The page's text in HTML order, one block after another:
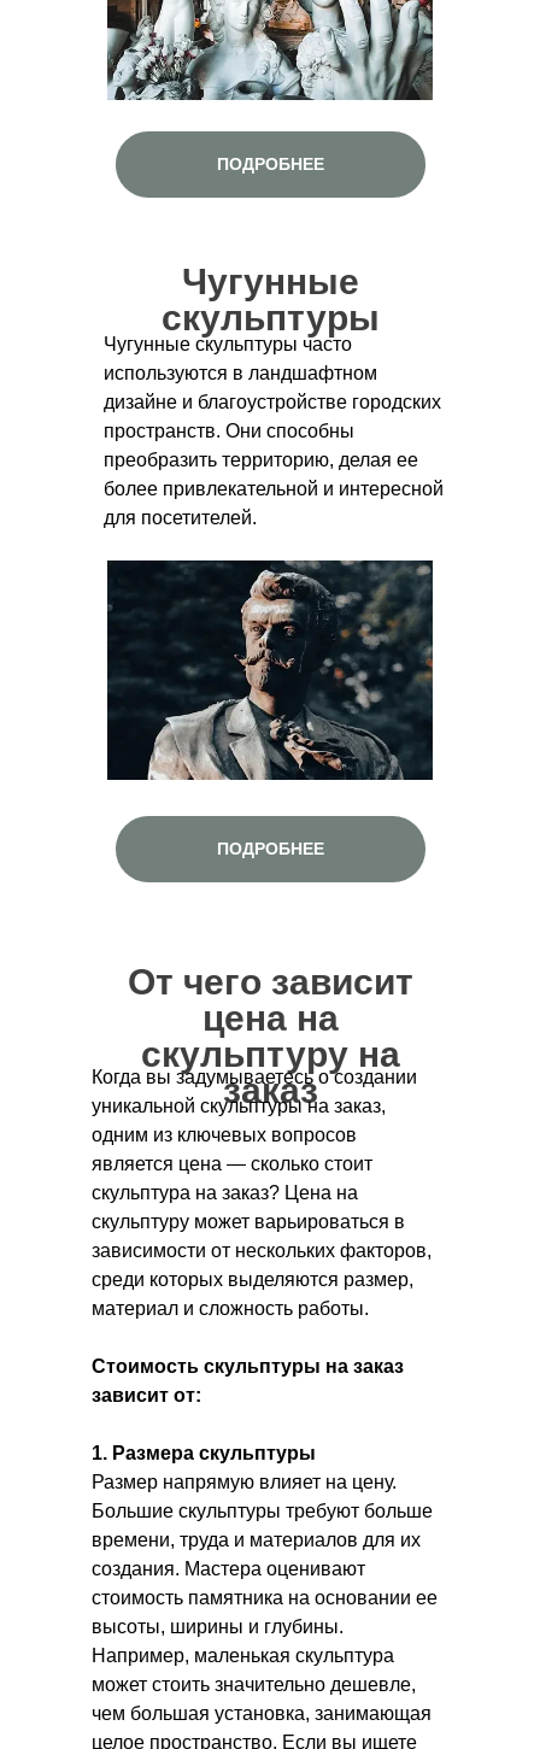
ПОДРОБНЕЕ
Чугунные
скульптуры
Чугунные скульптуры часто
используются в ландшафтном
дизайне и благоустройстве городских
пространств. Они способны
преобразить территорию, делая ее
более привлекательной и интересной
для посетителей.
ПОДРОБНЕЕ
От чего зависит
цена на
скульптуру на
заказ
Когда вы задумываетесь о создании
уникальной скульптуры на заказ,
одним из ключевых вопросов
является цена — сколько стоит
скульптура на заказ? Цена на
скульптуру может варьироваться в
зависимости от нескольких факторов,
среди которых выделяются размер,
материал и сложность работы.
Стоимость скульптуры на заказ
зависит от:
1. Размера скульптуры
Размер напрямую влияет на цену.
Большие скульптуры требуют больше
времени, труда и материалов для их
создания. Мастера оценивают
стоимость памятника на основании ее
высоты, ширины и глубины.
Например, маленькая скульптура
может стоить значительно дешевле,
чем большая установка, занимающая
целое пространство. Если вы ищете